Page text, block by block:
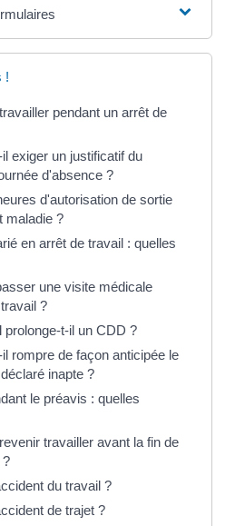
!
pendant un arrêt de
exiger un justificatif du
d'absence ?
d'autorisation de sortie
maladie ?
en arrêt de travail : quelles
une visite médicale
?
prolonge-t-il un CDD ?
rompre de façon anticipée le
inapte ?
le préavis : quelles
travailler avant la fin de
?
du travail ?
de trajet ?